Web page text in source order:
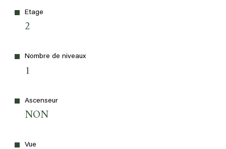
Etage
2
Nombre de niveaux
1
Ascenseur
NON
Vue